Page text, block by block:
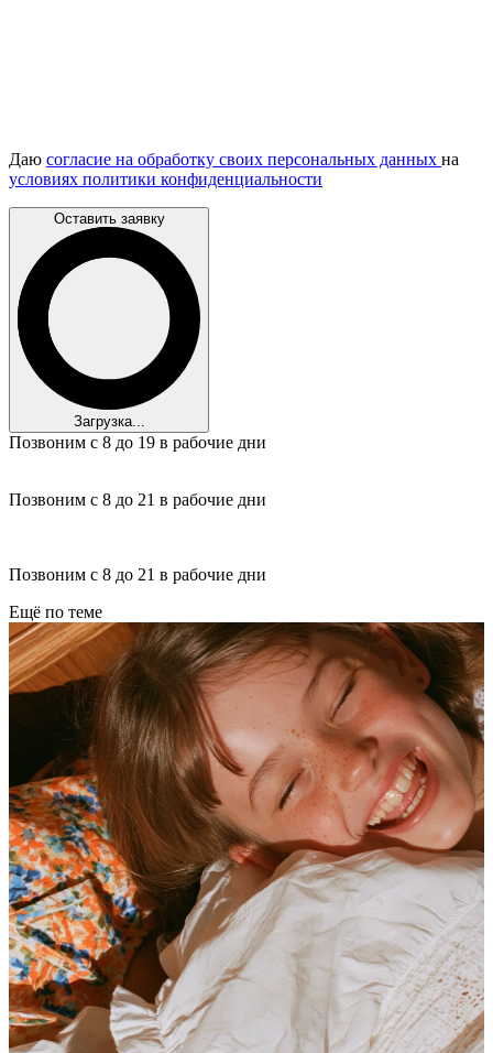
Даю согласие на обработку своих персональных данных на
условиях политики конфиденциальности
Оставить заявку
Загрузка...
Позвоним с 8 до 19 в рабочие дни
Позвоним с 8 до 21 в рабочие дни
Позвоним с 8 до 21 в рабочие дни
Ещё по теме